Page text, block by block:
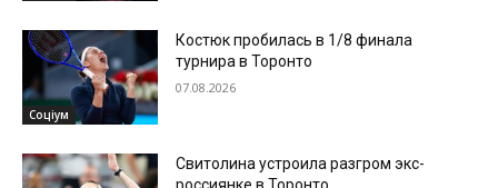
Соціум
Костюк пробилась в 1/8 финала
турнира в Торонто
07.08.2026
Свитолина устроила разгром экс-